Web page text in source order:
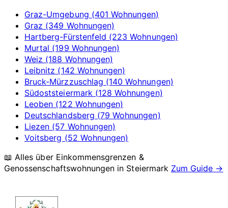
Graz-Umgebung (401 Wohnungen)
Graz (349 Wohnungen)
Hartberg-Fürstenfeld (223 Wohnungen)
Murtal (199 Wohnungen)
Weiz (188 Wohnungen)
Leibnitz (142 Wohnungen)
Bruck-Mürzzuschlag (140 Wohnungen)
Südoststeiermark (128 Wohnungen)
Leoben (122 Wohnungen)
Deutschlandsberg (79 Wohnungen)
Liezen (57 Wohnungen)
Voitsberg (52 Wohnungen)
📖 Alles über Einkommensgrenzen &
Genossenschaftswohnungen in Steiermark Zum Guide →